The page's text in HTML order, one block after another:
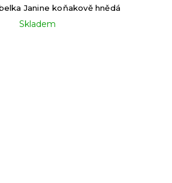
Janine koňakově hnědá
Skladem